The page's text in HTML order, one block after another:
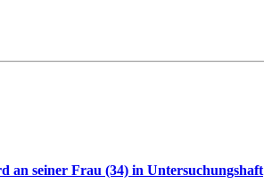
an seiner Frau (34) in Untersuchungshaft